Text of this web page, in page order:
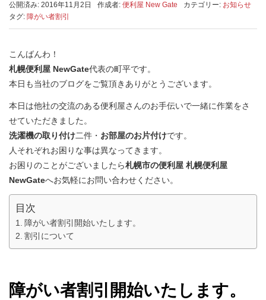
公開済み: 2016年11月2日 作成者: 便利屋 New Gate カテゴリー: お知らせ
タグ: 障がい者割引
こんばんわ！
札幌便利屋 NewGate代表の町平です。
本日も当社のブログをご覧頂きありがとうございます。
本日は他社の交流のある便利屋さんのお手伝いで一緒に作業をさ
せていただきました。
洗濯機の取り付け二件・ お部屋のお片付けです。
人それぞれお困りな事は異なってきます。
お困りのことがございましたら札幌市の便利屋 札幌便利屋
NewGateへお気軽にお問い合わせください。
目次
障がい者割引開始いたします。
割引について
障がい者割引開始いたします。